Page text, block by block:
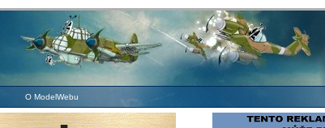
O ModelWebu